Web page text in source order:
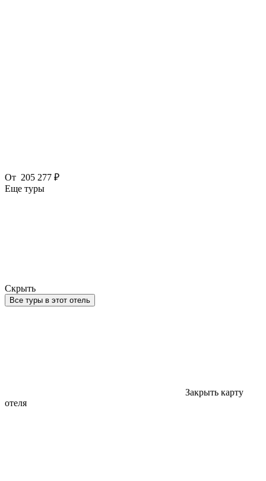
От 205 277 ₽
Еще туры
Скрыть
Все туры в этот отель
Закрыть карту
отеля